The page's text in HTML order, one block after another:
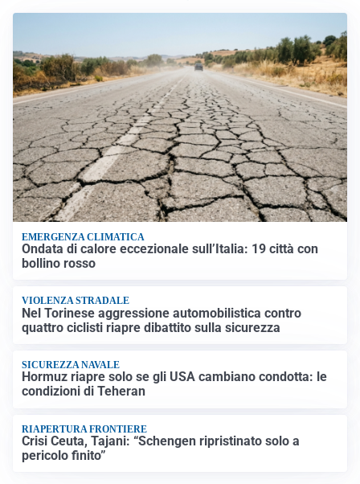
EMERGENZA CLIMATICA
Ondata di calore eccezionale sull’Italia: 19 città con
bollino rosso
VIOLENZA STRADALE
Nel Torinese aggressione automobilistica contro
quattro ciclisti riapre dibattito sulla sicurezza
SICUREZZA NAVALE
Hormuz riapre solo se gli USA cambiano condotta: le
condizioni di Teheran
RIAPERTURA FRONTIERE
Crisi Ceuta, Tajani: “Schengen ripristinato solo a
pericolo finito”